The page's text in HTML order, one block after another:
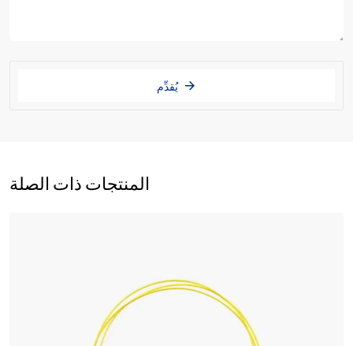
يُقدِّم
المنتجات ذات الصلة